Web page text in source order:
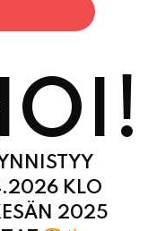
KLO
2025